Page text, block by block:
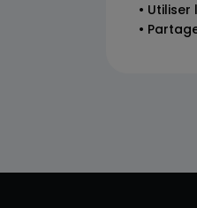
•
•